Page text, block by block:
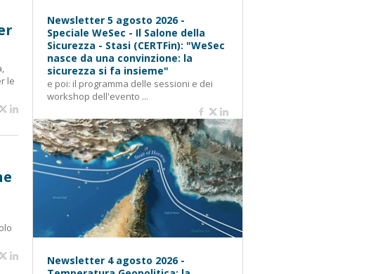
le
Newsletter 5 agosto 2026 -
Speciale WeSec - Il Salone della
Sicurezza - Stasi (CERTFin): "WeSec
nasce da una convinzione: la
sicurezza si fa insieme"
e poi: il programma delle sessioni e dei
workshop dell'evento ...
Newsletter 4 agosto 2026 -